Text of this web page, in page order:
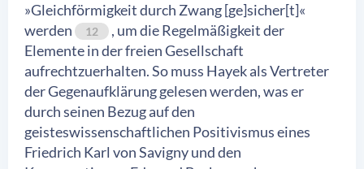
»Gleichförmigkeit durch Zwang [ge]sicher[t]«
werden
12
, um die Regelmäßigkeit der
Elemente in der freien Gesellschaft
aufrechtzuerhalten. So muss Hayek als Vertreter
der Gegenaufklärung gelesen werden, was er
durch seinen Bezug auf den
geisteswissenschaftlichen Positivismus eines
Friedrich Karl von Savigny und den